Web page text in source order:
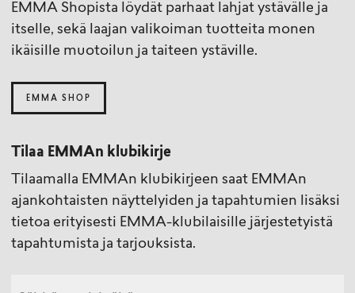
EMMA Shopista löydät parhaat lahjat ystävälle ja
itselle, sekä laajan valikoiman tuotteita monen
ikäisille muotoilun ja taiteen ystäville.
EMMA SHOP
Tilaa EMMAn klubikirje
Tilaamalla EMMAn klubikirjeen saat EMMAn
ajankohtaisten näyttelyiden ja tapahtumien lisäksi
tietoa erityisesti EMMA-klubilaisille järjestetyistä
tapahtumista ja tarjouksista.